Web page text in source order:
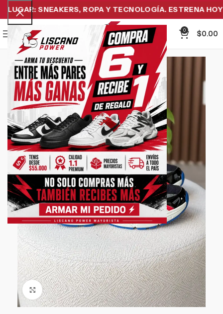
SNEAKERS, ROPA Y TECNOLOGÍA. ESTRENA HOY Y
Menu
0
$0.00
-21%
Click to enlarge